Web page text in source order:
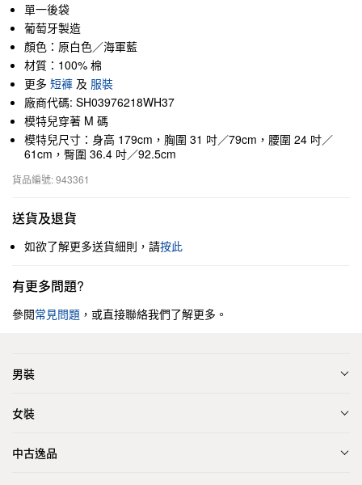
單一後袋
葡萄牙製造
顏色：原白色／海軍藍
材質：100% 棉
更多 短褲 及 服裝
廠商代碼: SH03976218WH37
模特兒穿著 M 碼
模特兒尺寸：身高 179cm，胸圍 31 吋／79cm，腰圍 24 吋／
61cm，臀圍 36.4 吋／92.5cm
貨品編號: 943361
送貨及退貨
如欲了解更多送貨細則，請按此
有更多問題?
參閱常見問題 ，或直接聯絡我們了解更多。
男裝
女裝
中古逸品